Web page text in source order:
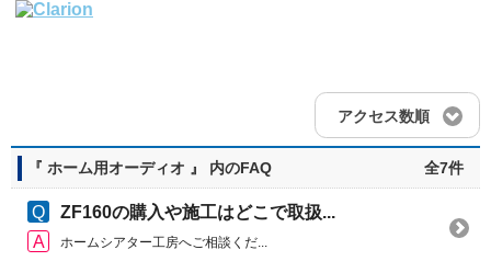
アクセス数順
『 ホーム用オーディオ 』 内のFAQ 全7件
ZF160の購入や施工はどこで取扱...
ホームシアター工房へご相談くだ...